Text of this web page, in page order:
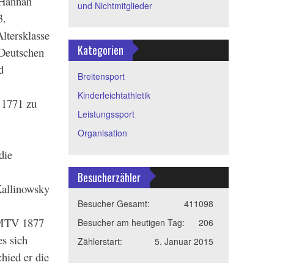
zu
1877
sich
er die
und Nichtmitglieder
Kategorien
Breitensport
Kinderleichtathletik
Leistungssport
Organisation
Besucherzähler
411098
Besucher Gesamt:
206
Besucher am heutigen Tag:
5. Januar 2015
Zählerstart: